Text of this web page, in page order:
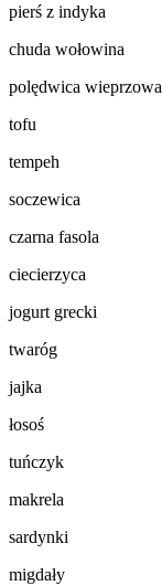
pierś z indyka
chuda wołowina
polędwica wieprzowa
tofu
tempeh
soczewica
czarna fasola
ciecierzyca
jogurt grecki
twaróg
jajka
łosoś
tuńczyk
makrela
sardynki
migdały